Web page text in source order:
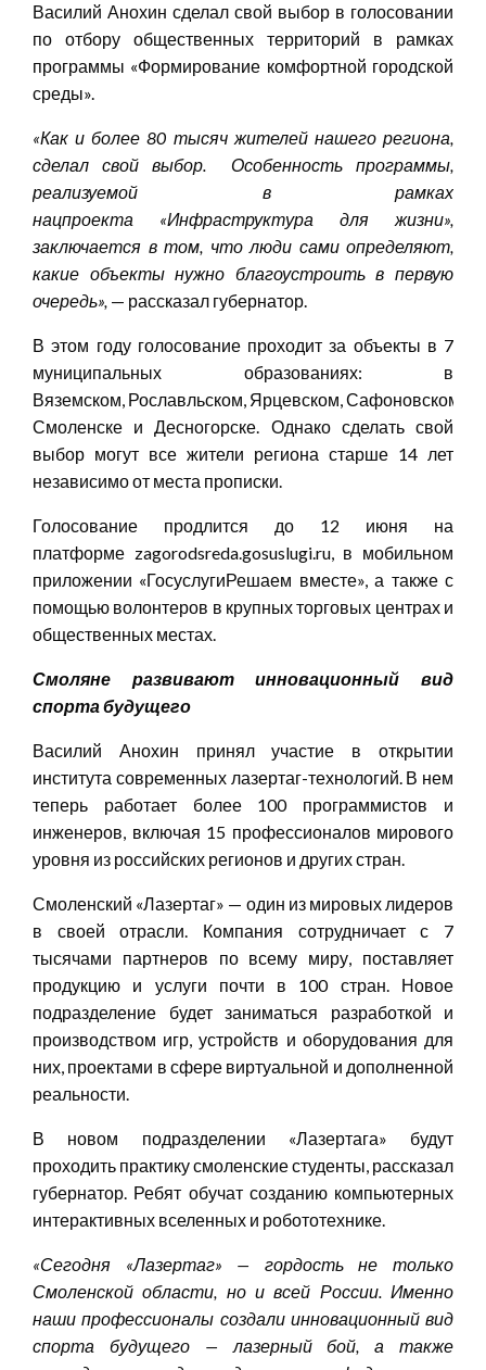
Василий Анохин сделал свой выбор в голосовании
по отбору общественных территорий в рамках
программы «Формирование комфортной городской
среды».
«Как и более 80 тысяч жителей нашего региона,
сделал свой выбор. Особенность программы,
реализуемой в рамках
нацпроекта «Инфраструктура для жизни»,
заключается в том, что люди сами определяют,
какие объекты нужно благоустроить в первую
очередь», — рассказал губернатор.
В этом году голосование проходит за объекты в 7
муниципальных образованиях: в
Вяземском, Рославльском, Ярцевском, Сафоновском и
Смоленске и Десногорске. Однако сделать свой
выбор могут все жители региона старше 14 лет
независимо от места прописки.
Голосование продлится до 12 июня на
платформе zagorodsreda.gosuslugi.ru, в мобильном
приложении «ГосуслугиРешаем вместе», а также с
помощью волонтеров в крупных торговых центрах и
общественных местах.
Смоляне развивают инновационный вид
спорта будущего
Василий Анохин принял участие в открытии
института современных лазертаг-технологий. В нем
теперь работает более 100 программистов и
инженеров, включая 15 профессионалов мирового
уровня из российских регионов и других стран.
Смоленский «Лазертаг» — один из мировых лидеров
в своей отрасли. Компания сотрудничает с 7
тысячами партнеров по всему миру, поставляет
продукцию и услуги почти в 100 стран. Новое
подразделение будет заниматься разработкой и
производством игр, устройств и оборудования для
них, проектами в сфере виртуальной и дополненной
реальности.
В новом подразделении «Лазертага» будут
проходить практику смоленские студенты, рассказал
губернатор. Ребят обучат созданию компьютерных
интерактивных вселенных и робототехнике.
«Сегодня «Лазертаг» — гордость не только
Смоленской области, но и всей России. Именно
наши профессионалы создали инновационный вид
спорта будущего — лазерный бой, а также